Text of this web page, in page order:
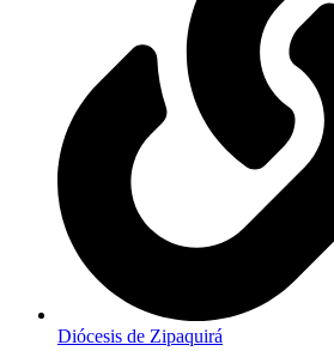
Diócesis de Zipaquirá